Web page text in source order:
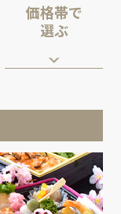
価格帯で
選ぶ